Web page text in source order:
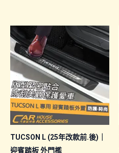
TUCSON L (25年改款前.後)｜
迎賓踏板 外門檻